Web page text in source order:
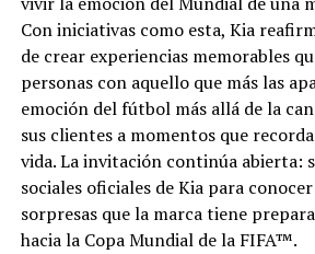
Con iniciativas como esta, Kia
de crear experiencias memorables
personas con aquello que más las
emoción del fútbol más allá de la
sus clientes a momentos que
vida. La invitación continúa abierta:
sociales oficiales de Kia para
sorpresas que la marca tiene
hacia la Copa Mundial de la FIFA™.